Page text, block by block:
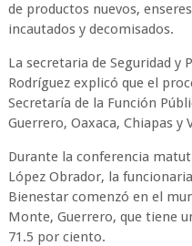
de productos nuevos,
incautados y decomisados.
La secretaria de Seguridad y
Rodríguez explicó que el
Secretaría de la Función
Guerrero, Oaxaca, Chiapas y
Durante la conferencia
López Obrador, la
Bienestar comenzó en el
Monte, Guerrero, que tiene
71.5 por ciento.